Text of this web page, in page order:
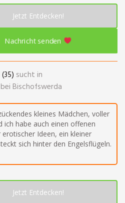
Jetzt Entdecken!
Nachricht senden
sucht in
Bischofswerda
kleines Mädchen, voller
ich habe auch einen offenen
erotischer Ideen, ein kleiner
sich hinter den Engelsflügeln.
Jetzt Entdecken!